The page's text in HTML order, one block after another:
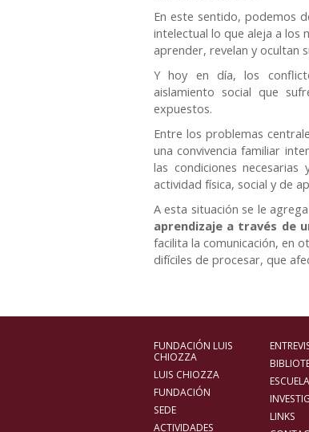
En este sentido, podemos
intelectual lo que aleja a los
aprender, revelan y ocultan
Y hoy en día, los
aislamiento social que
expuestos.
Entre los problemas
una convivencia familiar
las condiciones
actividad física, social y de
A esta situación se le
aprendizaje a través de
facilita la comunicación, en
difíciles de procesar, que
FUNDACIÓN LUIS
CHIOZZA
LUIS CHIOZZA
FUNDACIÓN
SEDE
ACTIVIDADES
ESCUELA
LINKS